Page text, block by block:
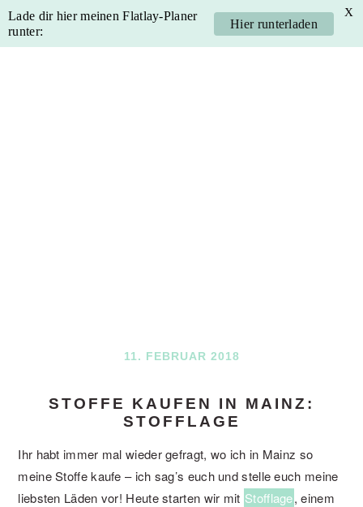
Skip
Skip
Skip
Skip
11. FEBRUAR 2018
STOFFE KAUFEN IN MAINZ:
STOFFLAGE
Ihr habt immer mal wieder gefragt, wo ich in Mainz so
meine Stoffe kaufe – ich sag’s euch und stelle euch meine
liebsten Läden vor! Heute starten wir mit Stofflage, einem
Lade dir hier meinen Flatlay-Planer
runter:
Hier runterladen
X